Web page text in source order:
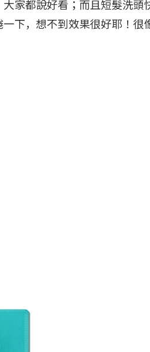
家都說好看；而且短髮洗頭
下，想不到效果很好耶！